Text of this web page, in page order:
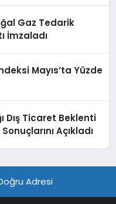
Gaz Tedarik
İmzaladı
Mayıs’ta Yüzde
Dış Ticaret Beklenti
Açıkladı
Adresi